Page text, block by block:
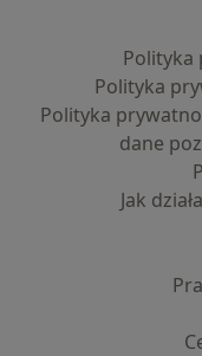
Polityka
Polityka
Polityka
dane
Jak